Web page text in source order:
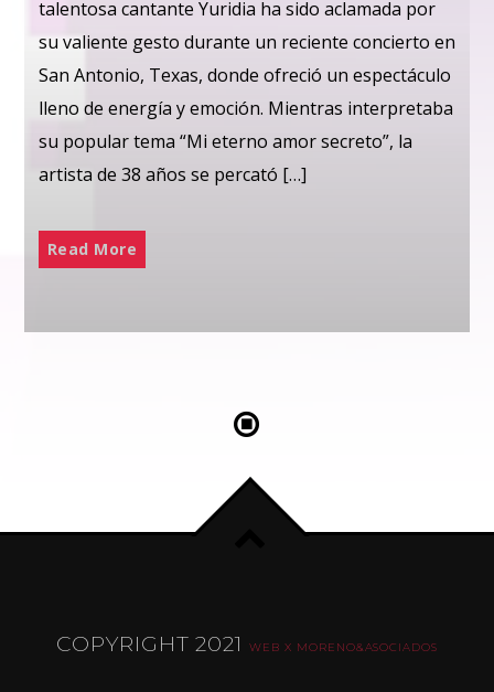
talentosa cantante Yuridia ha sido aclamada por
su valiente gesto durante un reciente concierto en
San Antonio, Texas, donde ofreció un espectáculo
lleno de energía y emoción. Mientras interpretaba
su popular tema “Mi eterno amor secreto”, la
artista de 38 años se percató […]
Read More
COPYRIGHT 2021WEB X MORENO&ASOCIADOS